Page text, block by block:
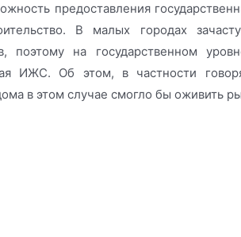
предоставления
В малых городах
поэтому на государственном
ИЖС. Об этом, в частности
в этом случае смогло бы оживить